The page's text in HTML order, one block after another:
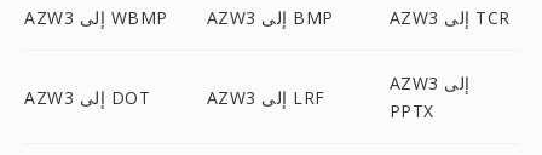
AZW3 إلى WBMP AZW3 إلى BMP AZW3 إلى TCR
AZW3 إلى DOT AZW3 إلى LRF
AZW3 إلى
PPTX